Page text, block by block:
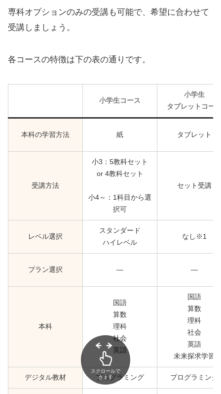
専科オプションのみの受講も可能で、希望に合わせて
受講しましょう。
各コースの特徴は下の表の通りです。
小学生コース
小学生
タブレットコー
本科の学習方法 紙 タブレット
受講方法
小3：5教科セット
or 4教科セット
小4～：1科目から選
択可
セット受講
レベル選択
スタンダード
ハイレベル
なし※1
プラン選択 ― ―
本科
国語
算数
理科
社会
英語
国語
算数
理科
社会
英語
未来探求学習
デジタル教材 プログラミング プログラミング
スクロールで
きます